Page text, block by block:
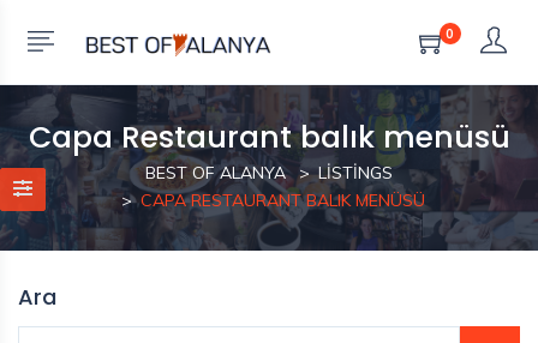
0
Capa Restaurant balık menüsü
BEST OF ALANYA
LISTINGS
CAPA RESTAURANT BALIK MENÜSÜ
Ara